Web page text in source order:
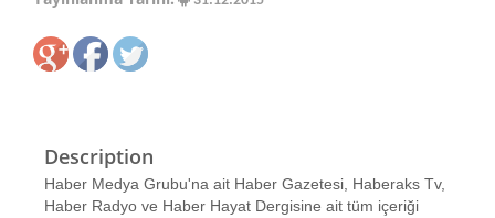
Description
Haber Medya Grubu'na ait Haber Gazetesi, Haberaks Tv,
Haber Radyo ve Haber Hayat Dergisine ait tüm içeriği